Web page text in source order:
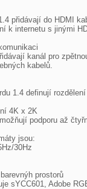
přidávají do HDMI
k internetu s jinými
kanál pro
kabelů.
1.4 definují
4K x 2K
podporu až
jsou:
30Hz
prostorů
sYCC601, Adobe